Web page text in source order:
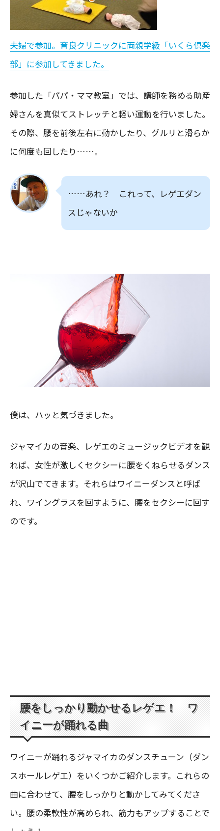
夫婦で参加。育良クリニックに両親学級「いくら倶楽
部」に参加してきました。
参加した「パパ・ママ教室」では、講師を務める助産
婦さんを真似てストレッチと軽い運動を行いました。
その際、腰を前後左右に動かしたり、グルリと滑らか
に何度も回したり……。
……あれ？ これって、レゲエダン
スじゃないか
僕は、ハッと気づきました。
ジャマイカの音楽、レゲエのミュージックビデオを観
れば、女性が激しくセクシーに腰をくねらせるダンス
が沢山でてきます。それらはワイニーダンスと呼ば
れ、ワイングラスを回すように、腰をセクシーに回す
のです。
腰をしっかり動かせるレゲエ！ ワ
イニーが踊れる曲
ワイニーが踊れるジャマイカのダンスチューン（ダン
スホールレゲエ）をいくつかご紹介します。これらの
曲に合わせて、腰をしっかりと動かしてみてくださ
い。腰の柔軟性が高められ、筋力もアップすることで